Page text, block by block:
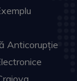
Anticorupție